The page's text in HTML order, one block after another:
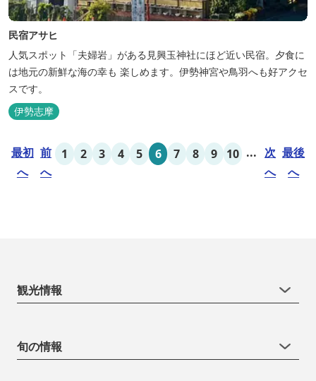
民宿アサヒ
人気スポット「夫婦岩」がある見興玉神社にほど近い民宿。夕食に
は地元の新鮮な海の幸も 楽しめます。伊勢神宮や鳥羽へも好アクセ
スです。
伊勢志摩
最初
へ
前
へ
1 2 3 4 5 6 7 8 9 10 ... 次
へ
最後
へ
観光情報
旬の情報